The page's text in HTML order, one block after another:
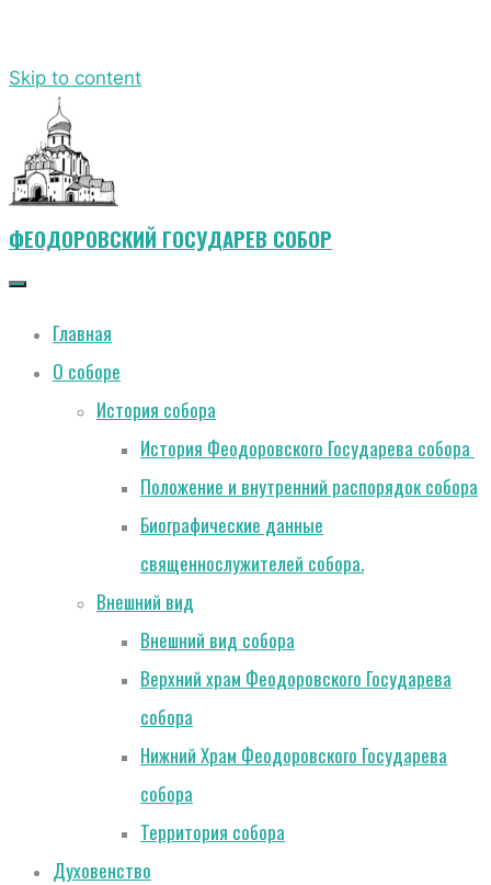
Skip to content
ФЕОДОРОВСКИЙ ГОСУДАРЕВ СОБОР
Главная
О соборе
История собора
История Феодоровского Государева собора
Положение и внутренний распорядок собора
Биографические данные
священнослужителей собора.
Внешний вид
Внешний вид собора
Верхний храм Феодоровского Государева
собора
Нижний Храм Феодоровского Государева
собора
Территория собора
Духовенство